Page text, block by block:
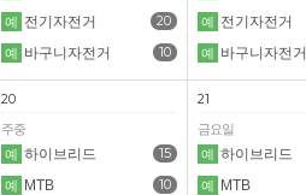
20
예 전기자전거
10
예 바구니자전거
예 전기자전거
예 바구니자전거
20
주중
15
예 하이브리드
10
예
MTB
21
금요일
예 하이브리드
예
MTB